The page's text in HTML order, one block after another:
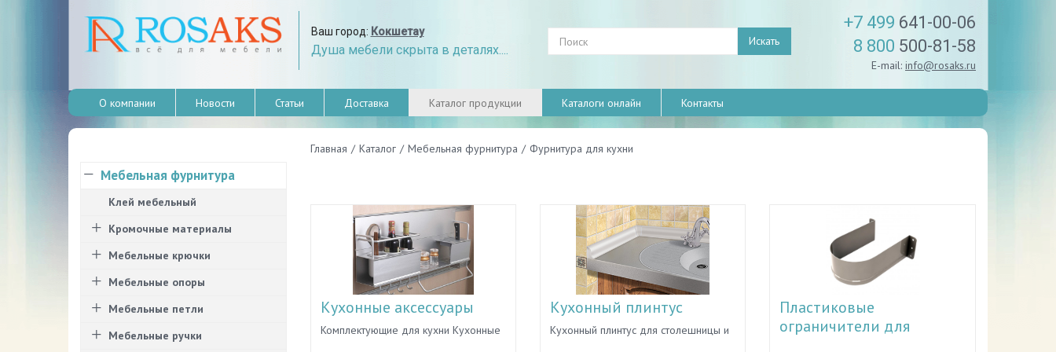
Ваш город: Кокшетау
Душа мебели скрыта в деталях....
Искать
+7 499 641-00-06
8 800 500-81-58
E-mail: info@rosaks.ru
О компании Новости Статьи Доставка Каталог продукции Каталоги онлайн Контакты
Главная / Каталог / Мебельная фурнитура / Фурнитура для кухни
Кухонные аксессуары
Комплектующие для кухни Кухонные
Кухонный плинтус
Кухонный плинтус для столешницы и
Пластиковые
ограничители для
Мебельная фурнитура
Клей мебельный
Кромочные материалы
Мебельные крючки
Мебельные опоры
Мебельные петли
Мебельные ручки